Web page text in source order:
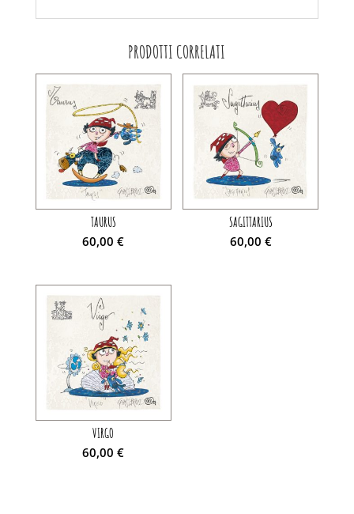
PRODOTTI CORRELATI
TAURUS
60,00€
SAGITTARIUS
60,00 €
VIRGO
60,00€